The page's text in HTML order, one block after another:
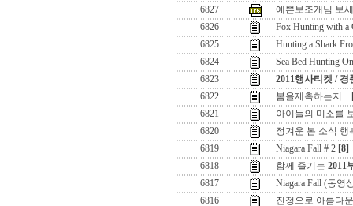
6827
예쁜보조개님 보
6826
Fox Hunting with a
6825
Hunting a Shark
6824
Sea Bed Hunting
6823
2011행사티켓 /
6822
봄을제촉하는지...
6821
아이들의 미소를
6820
정겨운 봄 소식
6819
Niagara Fall # 2 [8]
6818
함께 즐기는 2011
6817
Niagara Fall (동영
6816
진정으로 아름다